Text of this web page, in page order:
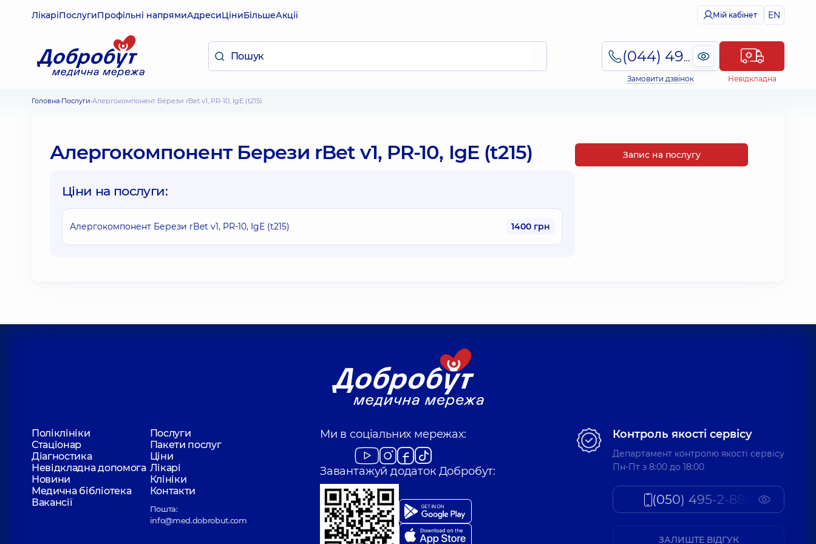
ЛікаріПослугиПрофільні напрямиАдресиЦіниБільшеАкції Мій кабінет EN
(044) 495-2-888
Замовити дзвінок Невідкладна
Головна Послуги Алергокомпонент Берези rBet v1, PR-10, IgE (t215)
Алергокомпонент Берези rBet v1, PR-10, IgE (t215)
Ціни на послуги:
Алергокомпонент Берези rBet v1, PR-10, IgE (t215) 1400 грн
Запис на послугу
Поліклініки
Послуги
Стаціонар
Пакети послуг
Діагностика
Ціни
Невідкладна допомога Лікарі
Новини
Клініки
Медична бібліотека
Контакти
Вакансії
Пошта:
info@med.dobrobut.com
Ми в соціальних мережах:
Завантажуй додаток Добробут:
Контроль якості сервісу
Департамент контролю якості сервісу
Пн-Пт з 8:00 до 18:00
(050) 495-2-888
ЗАЛИШТЕ ВІДГУК